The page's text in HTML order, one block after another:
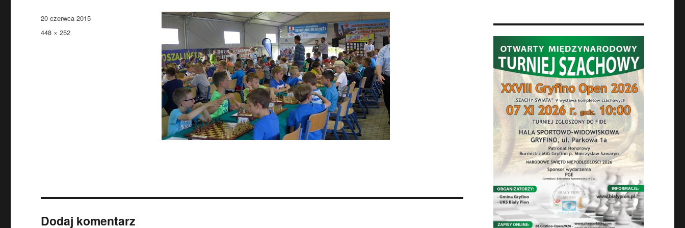
Data
publikacji
20 czerwca 2015
Pełny
448 × 252
Dodaj komentarz